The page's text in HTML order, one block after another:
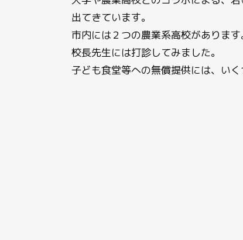
出てきています。
市内には２つの農業系高校があります
校長先生には打診してみました。
子ども食堂等への無償提供には、い